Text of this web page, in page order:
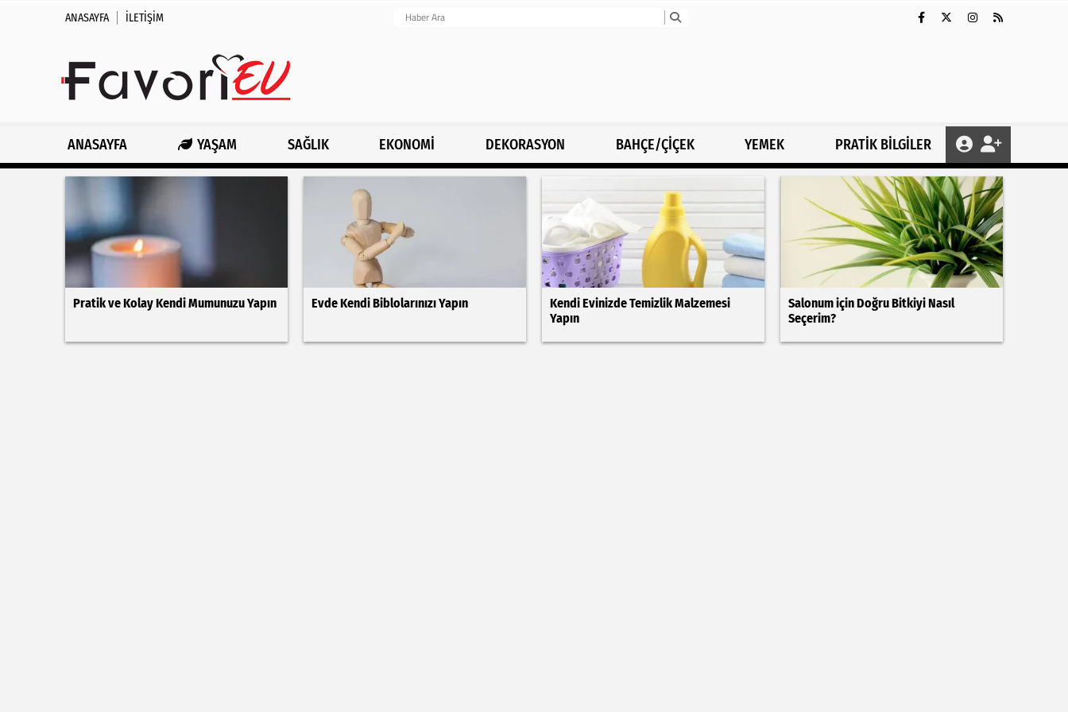
ANASAYFA İLETIŞIM
ANASAYFA YAŞAM SAĞLIK EKONOMİ DEKORASYON BAHÇE/ÇİÇEK YEMEK PRATİK BİLGİLER
Pratik ve Kolay Kendi Mumunuzu Yapın Evde Kendi Biblolarınızı Yapın
Kendi Evinizde Temizlik Malzemesi
Yapın
Salonum için Doğru Bitkiyi Nasıl
Seçerim?